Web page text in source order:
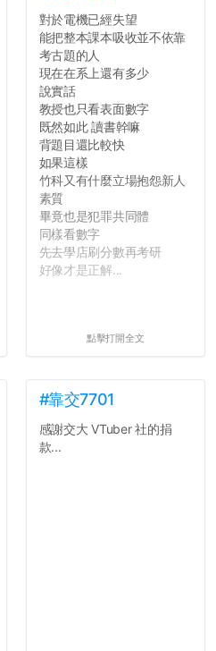
對於電機已經失望
能把整本課本吸收並不依靠
考古題的人
現在在系上還有多少
說實話
教授也只看表面數字
既然如此 讀書幹嘛
背題目還比較快
如果這樣
竹科又有什麼立場抱怨新人
素質
畢竟也是犯罪共同體
同樣看數字
先去學店刷分數再考研
好像才是正解...
點擊打開全文
#靠交7701
感謝交大 VTuber 社的捐
款...